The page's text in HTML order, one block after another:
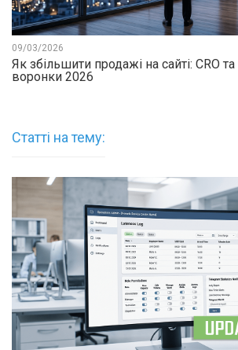
09/03/2026
Як збільшити продажі на сайті: CRO та
воронки 2026
Статті на тему: